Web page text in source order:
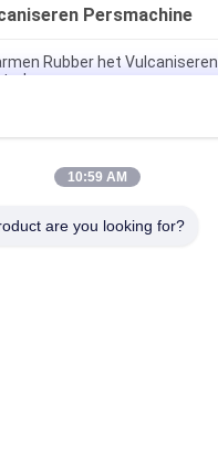
Persmachine
Rubber het Vulcaniseren
Hydraulische het
Lagen
Persmachine
10:59 AM
are you looking for?